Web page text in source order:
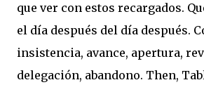
que ver con estos recargados.
el día después del día después.
insistencia, avance, apertura,
delegación, abandono. Then,